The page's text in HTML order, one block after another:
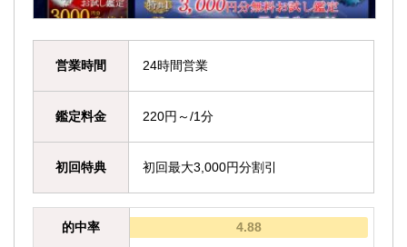
営業時間 24時間営業
鑑定料金 220円～/1分
初回特典 初回最大3,000円分割引
的中率 4.88